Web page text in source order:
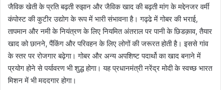
जैविक खेती के प्रति बढ़ती रुझान और जैविक खाद की बढ़ती मांग के मद्देनजर वर्मी
कंपोस्ट की कुटीर उद्योग के रूप में भारी संभावना है। गढ्ढे में गोबर की भराई,
तापमान और नमी के नियंत्रण के लिए नियमित अंतराल पर पानी के छिडक़ाव, तैयार
खाद को छानने, पैंकिंग और परिवहन के लिए लोगों की जरूरत होती है। इससे गांव
के स्तर पर रोजगार बढ़ेगा। गोबर और अन्य अपशिष्ट पदार्थो का खाद बनाने में
प्रयोग होने से पर्यावरण भी शुद्ध होगा। यह प्रधानमंत्री नरेंद्र मोदी के स्वच्छ भारत
मिशन में भी मददगार होगा।